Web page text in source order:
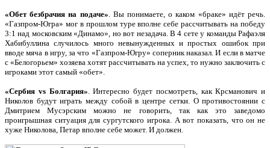
«Обет безбрачия на подаче». Вы понимаете, о каком «браке» идёт речь.
«Газпром-Югра» мог в прошлом туре вполне себе рассчитывать на победу
3:1 над московским «Динамо», но вот незадача. В 4 сете у команды Рафаэля
Хабибуллина случилось много невынужденных и простых ошибок при
вводе мяча в игру, за что «Газпром-Югру» соперник наказал. И если в матче
с «Белогорьем» хозяева хотят рассчитывать на успех, то нужно заключить с
игроками этот самый «обет».
«Сербия vs Болгария». Интересно будет посмотреть, как Крсманович и
Николов будут играть между собой в центре сетки. О противостоянии с
Дмитрием Мусэрским можно не говорить, так как это заведомо
проигрышная ситуация для сургутского игрока. А вот показать, что он не
хуже Николова, Петар вполне себе может. И должен.